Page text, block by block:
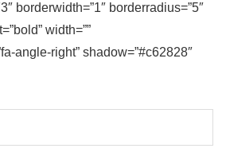
borderwidth=”1″ borderradius=”5″
width=””
angle-right” shadow=”#c62828″